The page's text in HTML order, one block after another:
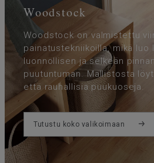
Woodstock
Woodstock on valmistettu
painatustekniikoilla, mikä luo
luonnollisen ja selkeän
puutuntuman. Mallistosta
että rauhallisia puukuoseja.
Tutustu koko valikoimaan